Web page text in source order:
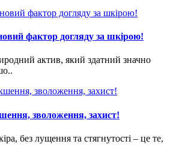
фактор догляду за шкірою!
актив, який здатний значно
зволоження, захист!
без лущення та стягнутості – це те,